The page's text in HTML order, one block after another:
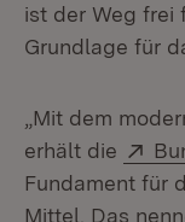
ist der Weg frei
Grundlage für
„Mit dem
erhält die
Fundament für
Mittel. Das